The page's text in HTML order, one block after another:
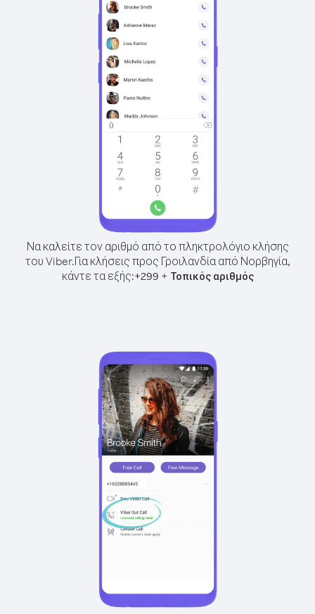
Να καλείτε τον αριθμό από το πληκτρολόγιο κλήσης
του Viber.Για κλήσεις προς Γροιλανδία από Νορβηγία,
κάντε τα εξής:+299 + Τοπικός αριθμός